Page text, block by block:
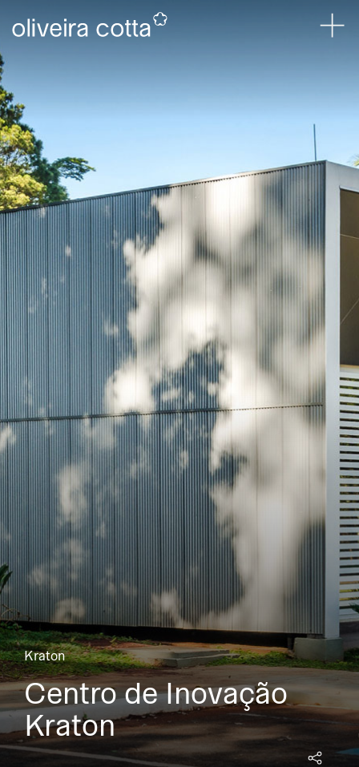
Kraton
Centro de Inovação
Kraton